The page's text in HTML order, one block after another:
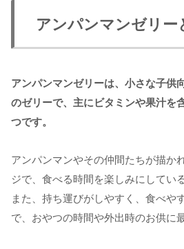
アンパンマンゼリー
アンパンマンゼリーは、小さな子供
のゼリーで、主にビタミンや果汁を
つです。
アンパンマンやその仲間たちが描か
ジで、食べる時間を楽しみにしてい
また、持ち運びがしやすく、食べや
で、おやつの時間や外出時のお供に